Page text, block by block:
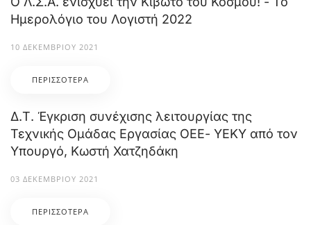
Ημερολόγιο του Λογιστή 2022
10 ΔΕΚΕΜΒΡΊΟΥ 2021
ΠΕΡΙΣΣΌΤΕΡΑ
Δ.Τ. Έγκριση συνέχισης λειτουργίας της
Τεχνικής Ομάδας Εργασίας ΟΕΕ- ΥΕΚΥ από τον
Υπουργό, Κωστή Χατζηδάκη
03 ΔΕΚΕΜΒΡΊΟΥ 2021
ΠΕΡΙΣΣΌΤΕΡΑ